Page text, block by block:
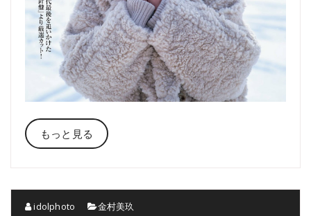
もっと見る
idolphoto 金村美玖